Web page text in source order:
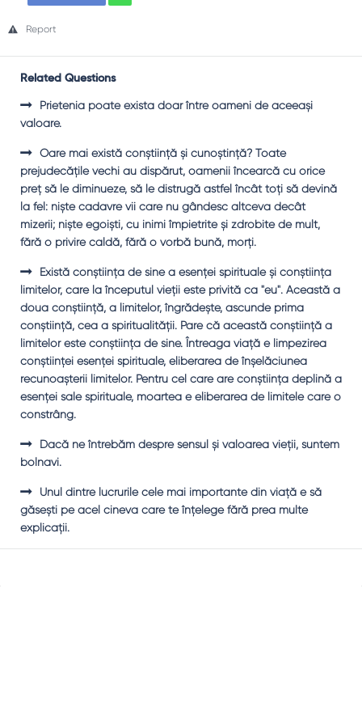
Report
Related Questions
Prietenia poate exista doar între oameni de aceeaşi
valoare.
Oare mai există conştiinţă şi cunoştinţă? Toate
prejudecăţile vechi au dispărut, oamenii încearcă cu orice
preţ să le diminueze, să le distrugă astfel încât toţi să devină
la fel: nişte cadavre vii care nu gândesc altceva decât
mizerii; nişte egoişti, cu inimi împietrite şi zdrobite de mult,
fără o privire caldă, fără o vorbă bună, morţi.
Există conştiinţa de sine a esenţei spirituale şi conştiinţa
limitelor, care la începutul vieţii este privită ca "eu". Această a
doua conştiinţă, a limitelor, îngrădeşte, ascunde prima
conştiinţă, cea a spiritualităţii. Pare că această conştiinţă a
limitelor este conştiinţa de sine. Întreaga viaţă e limpezirea
conştiinţei esenţei spirituale, eliberarea de înşelăciunea
recunoaşterii limitelor. Pentru cel care are conştiinţa deplină a
esenţei sale spirituale, moartea e eliberarea de limitele care o
constrâng.
Dacă ne întrebăm despre sensul şi valoarea vieţii, suntem
bolnavi.
Unul dintre lucrurile cele mai importante din viaţă e să
găseşti pe acel cineva care te înţelege fără prea multe
explicaţii.